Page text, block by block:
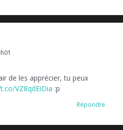
de les apprécier, tu peux
VZ8qdEiDia :p
Répondre